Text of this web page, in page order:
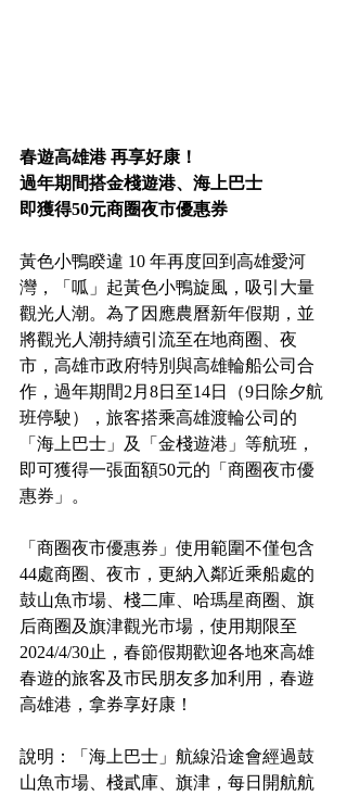
春遊高雄港 再享好康！
過年期間搭金棧遊港、海上巴士
即獲得50元商圈夜市優惠券
黃色小鴨睽違 10 年再度回到高雄愛河
灣，「呱」起黃色小鴨旋風，吸引大量
觀光人潮。為了因應農曆新年假期，並
將觀光人潮持續引流至在地商圈、夜
市，高雄市政府特別與高雄輪船公司合
作，過年期間2月8日至14日（9日除夕航
班停駛），旅客搭乘高雄渡輪公司的
「海上巴士」及「金棧遊港」等航班，
即可獲得一張面額50元的「商圈夜市優
惠券」。
「商圈夜市優惠券」使用範圍不僅包含
44處商圈、夜市，更納入鄰近乘船處的
鼓山魚市場、棧二庫、哈瑪星商圈、旗
后商圈及旗津觀光市場，使用期限至
2024/4/30止，春節假期歡迎各地來高雄
春遊的旅客及市民朋友多加利用，春遊
高雄港，拿券享好康！
說明：「海上巴士」航線沿途會經過鼓
山魚市場、棧貳庫、旗津，每日開航航